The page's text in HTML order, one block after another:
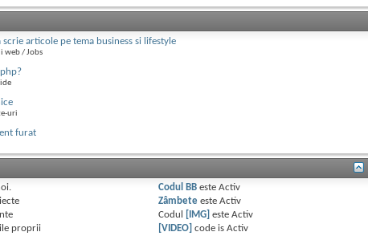
articole pe tema business si lifestyle
web / Jobs
uri
furat
proprii
Codul BB esteActiv
Zâmbete esteActiv
Codul
[IMG] esteActiv
[VIDEO] code isActiv